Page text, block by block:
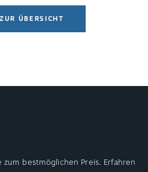
ÜBERSICHT
bestmöglichen Preis. Erfahren